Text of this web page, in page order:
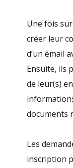
Une fois
créer leur
d’un émail
Ensuite, ils
de leur(s)
documents
Les
inscription